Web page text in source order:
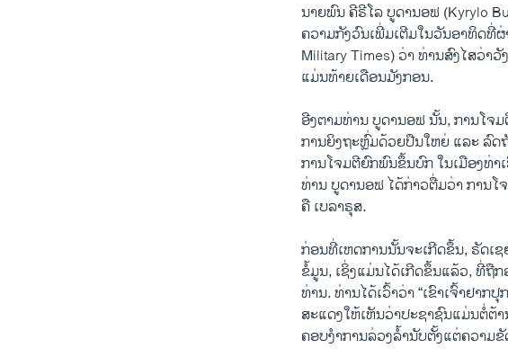
ນາຍພົນ ຄີຣີໂລ ບູດານອຟ (Kyrylo
ຄວາມກັງວົນເພີ່ມເຕີມໃນວັນອາທິດທີ່
Military Times) ວ່າ ທ່ານສົງໄສວ່າ
ແມ່ນທ້າຍເດືອນມັງກອນ.
ອີງຕາມທ່ານ ບູດານອຟ ນັ້ນ, ການໂຈ
ການຍິງຖະຫຼົ່ມດ້ວຍປືນໃຫຍ່ ແລະ ລົດ
ການໂຈມຕີຍົກ​ພົນ​ຂຶ້ນບົກ ໃນເມືອງທ່າ
ທ່ານ ບູດານອຟ ໄດ້ກ່າວຕື່ມວ່າ ການ
ຄື ເບລາຣຸສ.
ກ່ອນທີ່ເຫດການນັ້ນຈະເກີດຂຶ້ນ, ຣັດເ
ຂໍ້ມູນ, ເຊິ່ງແມ່ນໄດ້ເກີດຂຶ້ນແລ້ວ, ທີ່ຖື
ທ່ານ. ທ່ານໄດ້ເວົ້າວ່າ “ເຂົາເຈົ້າຢາ
ສະແດງໃຫ້ເຫັນວ່າປະຊາຊົນແມ່ນຕໍ່ຕ້
ຄອບງຳການລ່ວງລໍ້ານັບຕັ້ງແຕ່ຄວາມ